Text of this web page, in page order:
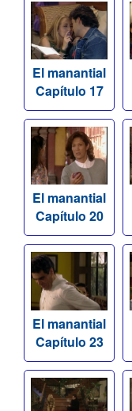
El manantial
Capítulo 17
El manantial
Capítulo 20
El manantial
Capítulo 23